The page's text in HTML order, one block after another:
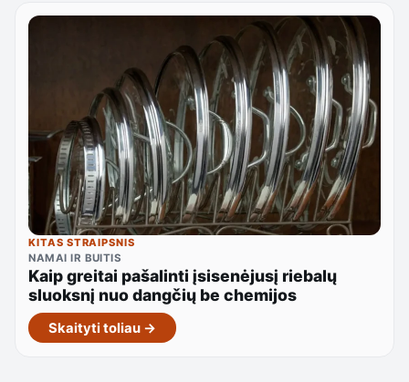
KITAS STRAIPSNIS
NAMAI IR BUITIS
Kaip greitai pašalinti įsisenėjusį riebalų
sluoksnį nuo dangčių be chemijos
Skaityti toliau →